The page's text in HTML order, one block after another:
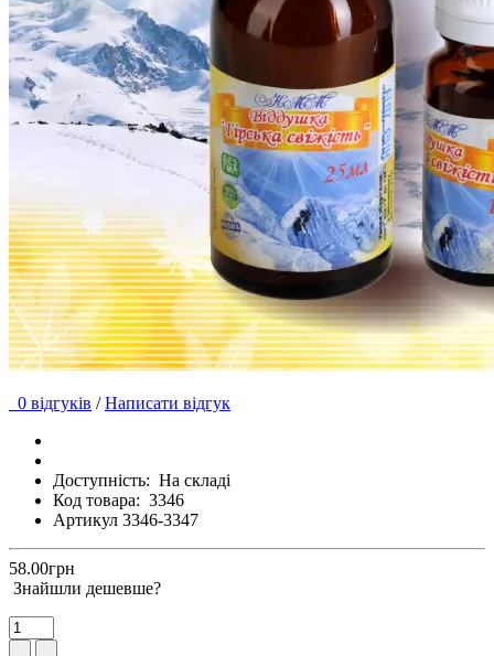
0 відгуків / Написати відгук
Доступність: На складі
Код товара: 3346
Артикул 3346-3347
58.00грн
Знайшли дешевше?